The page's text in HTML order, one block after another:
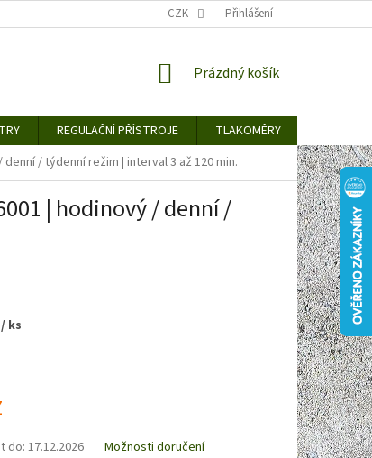
CENY ZA DOPRAVU / ZPŮSOBY DORUČENÍ
CZK Přihlášení
NÁKUPNÍ
Prázdný košík
REGULAČNÍ PŘÍSTROJE TLAKOMĚRY
/ týdenní režim | interval 3 až 120 min.
| hodinový / denní /
/ ks
do: 17.12.2026 Možnosti doručení